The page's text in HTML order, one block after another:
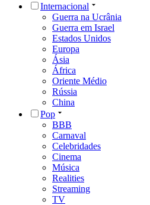
Internacional
Guerra na Ucrânia
Guerra em Israel
Estados Unidos
Europa
Ásia
África
Oriente Médio
Rússia
China
Pop
BBB
Carnaval
Celebridades
Cinema
Música
Realities
Streaming
TV